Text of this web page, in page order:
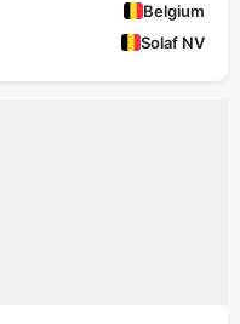
Belgium
Solaf NV